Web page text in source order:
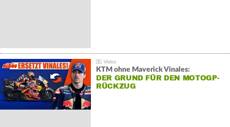
KTM ohne Maverick Vinales:
DER GRUND FÜR DEN MOTOGP-
RÜCKZUG